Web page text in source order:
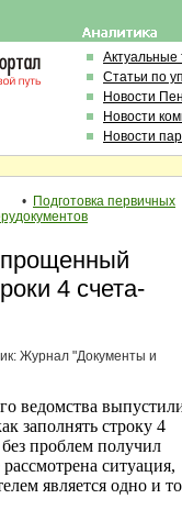
Актуальные
Статьи по
Новости
Новости
Новости
• Подготовка первичных
документов
4 счета-
Журнал "Документы и
ведомства
заполнять строку 4
проблем получил
ситуация,
является одно и то